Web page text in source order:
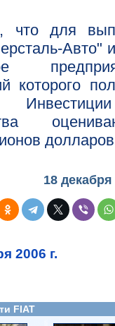
что для
Авто"
которого
18 декабря
2006 г.
FIAT